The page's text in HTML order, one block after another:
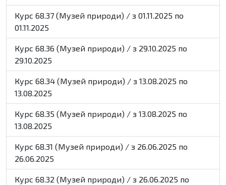
Курс 68.37 (Музей природи) / з 01.11.2025 по
01.11.2025
Курс 68.36 (Музей природи) / з 29.10.2025 по
29.10.2025
Курс 68.34 (Музей природи) / з 13.08.2025 по
13.08.2025
Курс 68.35 (Музей природи) / з 13.08.2025 по
13.08.2025
Курс 68.31 (Музей природи) / з 26.06.2025 по
26.06.2025
Курс 68.32 (Музей природи) / з 26.06.2025 по